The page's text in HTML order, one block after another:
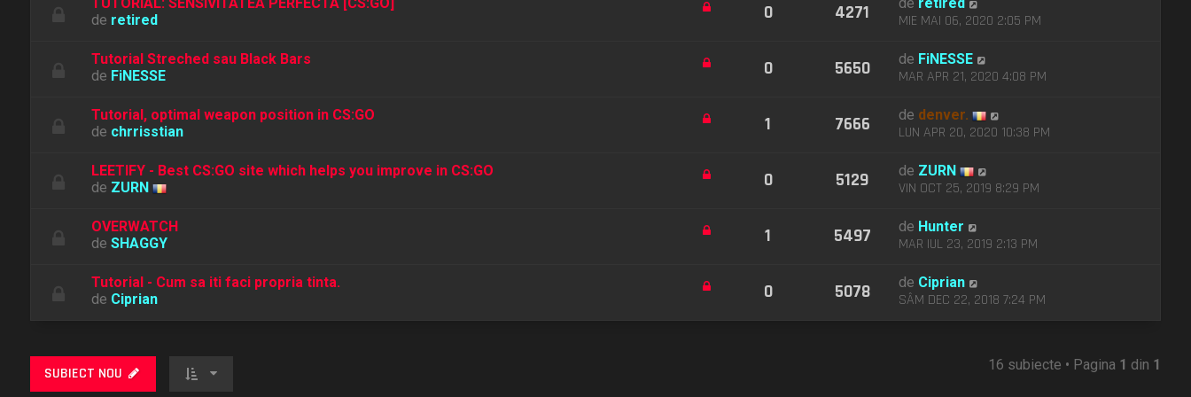
TUTORIAL: SENSIVITATEA PERFECTA [CS:GO]
de retired 0 4271 de retired
MIE MAI 06, 2020 2:05 PM
Tutorial Streched sau Black Bars
de FiNESSE 0 5650 de FiNESSE
MAR APR 21, 2020 4:08 PM
Tutorial, optimal weapon position in CS:GO
de chrrisstian 1 7666 de denver.
LUN APR 20, 2020 10:38 PM
LEETIFY - Best CS:GO site which helps you improve in CS:GO
de ZURN 0 5129 de ZURN
VIN OCT 25, 2019 8:29 PM
OVERWATCH
de SHAGGY 1 5497 de Hunter
MAR IUL 23, 2019 2:13 PM
Tutorial - Cum sa iti faci propria tinta.
de Ciprian 0 5078 de Ciprian
SÂM DEC 22, 2018 7:24 PM
SUBIECT NOU 16 subiecte • Pagina 1 din 1